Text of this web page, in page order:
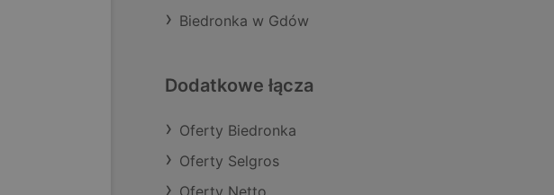
Biedronka w Gdów
Dodatkowe łącza
Oferty Biedronka
Oferty Selgros
Oferty Netto